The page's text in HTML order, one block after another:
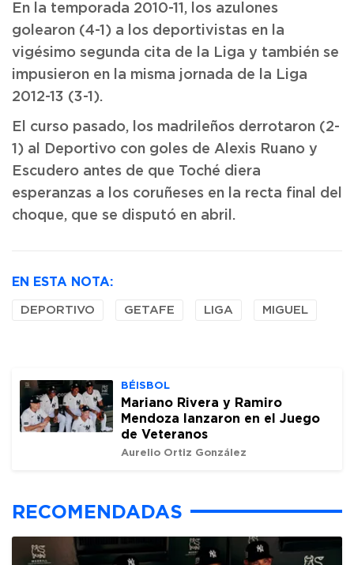
En la temporada 2010-11, los azulones
golearon (4-1) a los deportivistas en la
vigésimo segunda cita de la Liga y también se
impusieron en la misma jornada de la Liga
2012-13 (3-1).
El curso pasado, los madrileños derrotaron (2-
1) al Deportivo con goles de Alexis Ruano y
Escudero antes de que Toché diera
esperanzas a los coruñeses en la recta final del
choque, que se disputó en abril.
EN ESTA NOTA:
DEPORTIVO GETAFE LIGA MIGUEL
BÉISBOL
Mariano Rivera y Ramiro
Mendoza lanzaron en el Juego
de Veteranos
Aurelio Ortiz González
RECOMENDADAS